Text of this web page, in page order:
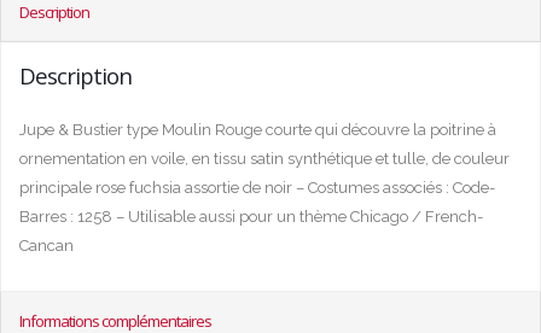
Description
Description
Jupe & Bustier type Moulin Rouge courte qui découvre la poitrine à
ornementation en voile, en tissu satin synthétique et tulle, de couleur
principale rose fuchsia assortie de noir – Costumes associés : Code-
Barres : 1258 – Utilisable aussi pour un thème Chicago / French-
Cancan
Informations complémentaires